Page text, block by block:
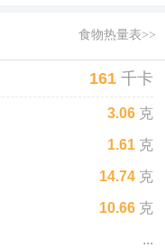
食物热量表>>
161千卡
3.06克
1.61克
14.74克
10.66克
...